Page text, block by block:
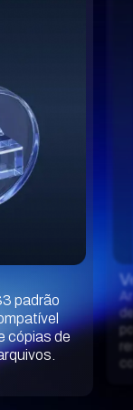
padrão
cópias de